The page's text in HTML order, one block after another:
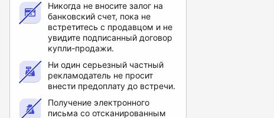
Никогда не вносите залог на
банковский счет, пока не
встретитесь с продавцом и не
увидите подписанный договор
купли-продажи.
Ни один серьезный частный
рекламодатель не просит
внести предоплату до встречи.
Получение электронного
письма со отсканированным